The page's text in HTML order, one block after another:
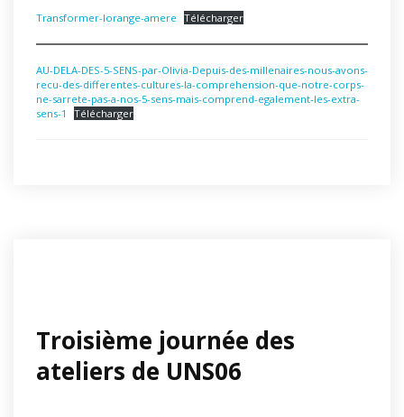
Transformer-lorange-amere Télécharger
AU-DELA-DES-5-SENS-par-Olivia-Depuis-des-millenaires-nous-avons-
recu-des-differentes-cultures-la-comprehension-que-notre-corps-
ne-sarrete-pas-a-nos-5-sens-mais-comprend-egalement-les-extra-
sens-1
Télécharger
Troisième journée des
ateliers de UNS06